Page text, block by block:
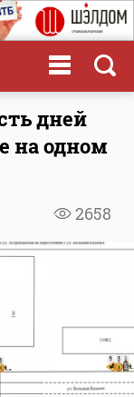
дней
на одном
2658